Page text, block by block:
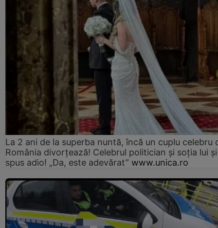
La 2 ani de la superba nuntă, încă un cuplu celebru
România divorțează! Celebrul politician și soția lui
spus adio! „Da, este adevărat” www.unica.ro